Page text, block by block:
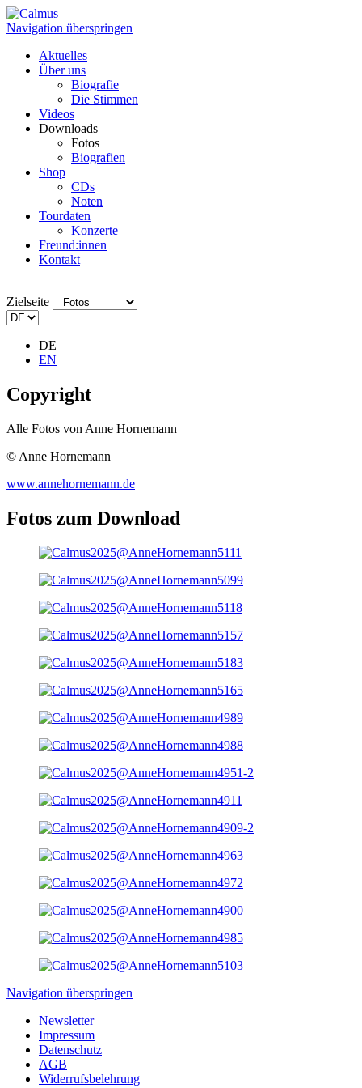
Navigation überspringen
Aktuelles
Über uns
Biografie
Die Stimmen
Videos
Downloads
Fotos
Biografien
Shop
CDs
Noten
Tourdaten
Konzerte
Freund:innen
Kontakt
Zielseite
DE
EN
Copyright
Alle Fotos von Anne Hornemann
© Anne Hornemann
www.annehornemann.de
Fotos zum Download
Navigation überspringen
Newsletter
Impressum
Datenschutz
AGB
Widerrufsbelehrung